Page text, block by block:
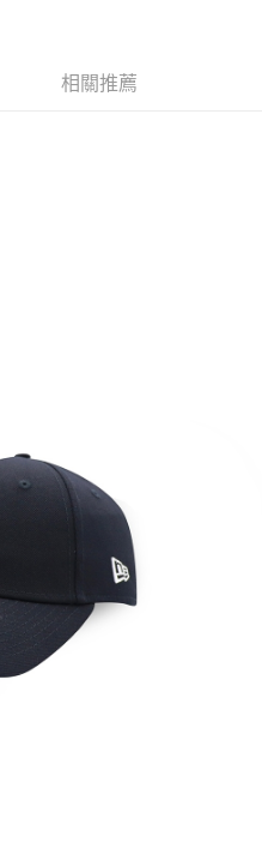
相關推薦